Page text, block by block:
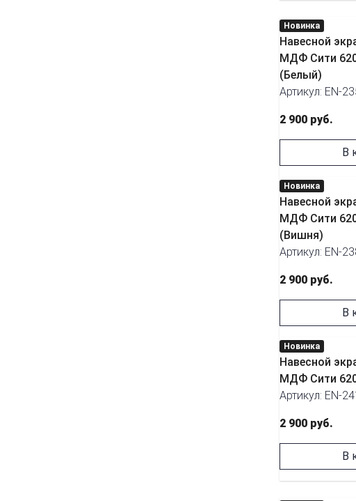
Новинка
Навесной
МДФ Сити
(Белый)
Артикул: EN-
2 900 руб.
В
Новинка
Навесной
МДФ Сити
(Вишня)
Артикул: EN-
2 900 руб.
В
Новинка
Навесной
МДФ Сити
Артикул: EN-
2 900 руб.
В